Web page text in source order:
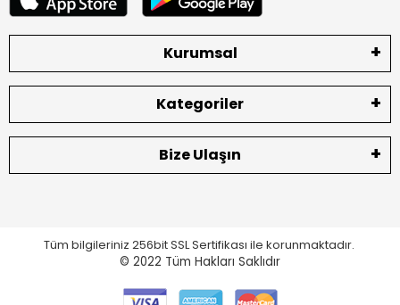
Kurumsal
Kategoriler
Bize Ulaşın
Tüm bilgileriniz 256bit SSL Sertifikası ile korunmaktadır.
© 2022 Tüm Hakları Saklıdır